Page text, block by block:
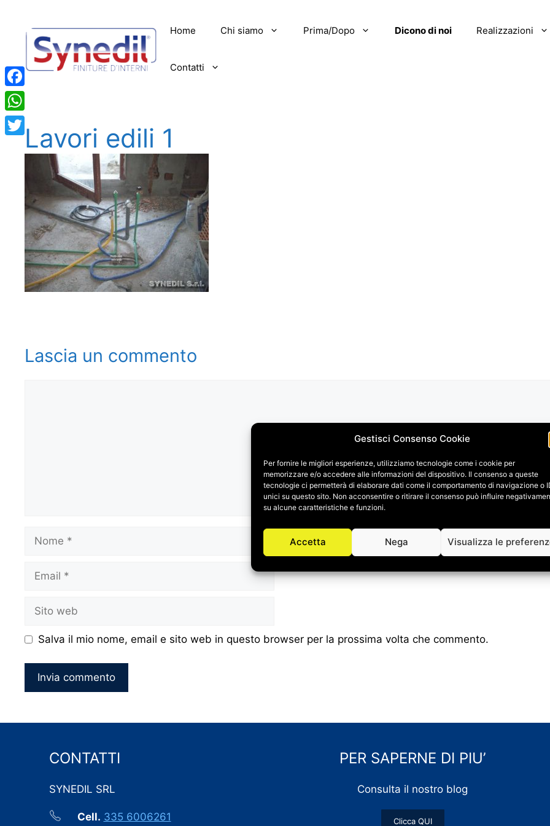
Gestisci Consenso Cookie
Per fornire le migliori esperienze, utilizziamo tecnologie come i cookie per
memorizzare e/o accedere alle informazioni del dispositivo. Il consenso a queste
tecnologie ci permetterà di elaborare dati come il comportamento di navigazione o
unici su questo sito. Non acconsentire o ritirare il consenso può influire
su alcune caratteristiche e funzioni.
Accetta Nega Visualizza le
contenuto
Home Chi siamo Prima/Dopo Dicono di noi Realizzazioni
Contatti
Lavori edili 1
Lascia un commento
Nome
Email
Sito
web
Salva il mio nome, email e sito web in questo browser per la prossima volta che commento.
CONTATTI
SYNEDIL SRL
Cell. 335 6006261
PER SAPERNE DI PIU’
Consulta il nostro blog
Clicca QUI
Facebook
WhatsApp
Twitter